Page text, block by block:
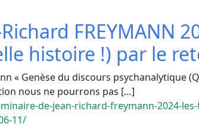
FREYMANN
histoire !) par le
« Genèse du discours
nous ne pourrons pas […]
de-jean-richard-freymann-2024-
11/